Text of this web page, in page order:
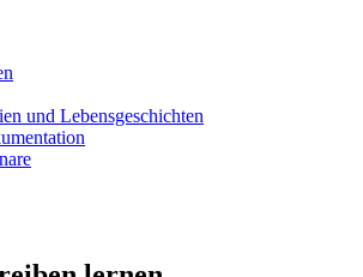
und Lebensgeschichten